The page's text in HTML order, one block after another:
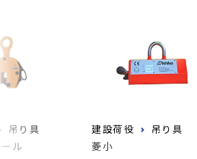
吊り具
ル
建設荷役
吊り具
菱小